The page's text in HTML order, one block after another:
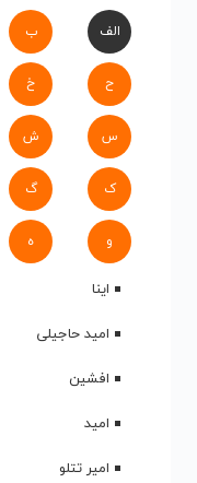
الف ب
ح خ
س ش
ک گ
و ه
اینا
امید حاجیلی
افشین
امید
امیر تتلو